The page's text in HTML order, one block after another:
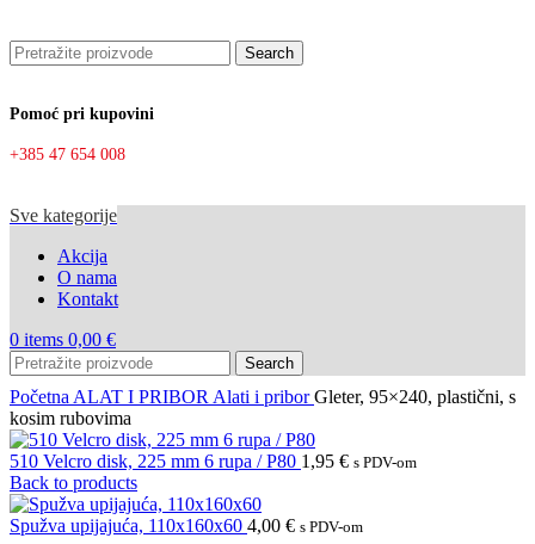
Search
Pomoć pri kupovini
+385 47 654 008
Sve kategorije
Akcija
O nama
Kontakt
0 items 0,00 €
Search
Početna ALAT I PRIBOR Alati i priborGleter, 95×240, plastični, s
kosim rubovima
510 Velcro disk, 225 mm 6 rupa / P80 1,95 € s PDV-om
Back to products
Spužva upijajuća, 110x160x60 4,00 € s PDV-om